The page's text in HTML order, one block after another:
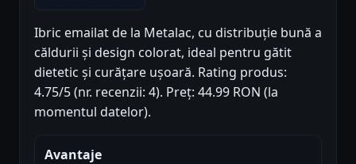
Ibric emailat de la Metalac, cu distribuție bună a
căldurii și design colorat, ideal pentru gătit
dietetic și curățare ușoară. Rating produs:
4.75/5 (nr. recenzii: 4). Preț: 44.99 RON (la
momentul datelor).
Avantaje